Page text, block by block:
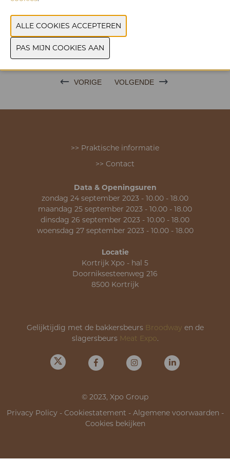
ONTDEK DE NIEUWSTE PRODUCTEN TIJDENS
TASTE OF TAVOLA
VORIGE VOLGENDE
>> Praktische informatie
>> Contact
Data & Openingsuren
zondag 24 september 2023 - 10.00 - 18.00
maandag 25 september 2023 - 10.00 - 18.00
dinsdag 26 september 2023 - 10.00 - 18.00
woensdag 27 september 2023 - 10.00 - 18.00
Locatie
Kortrijk Xpo - hal 5
Doorniksesteenweg 216
8500 Kortrijk
Gelijktijdig met de bakkersbeurs Broodway en de
slagersbeurs Meat Expo.
© 2023, Xpo Group
Privacy Policy- Cookiestatement - Algemene voorwaarden -
Cookies bekijken